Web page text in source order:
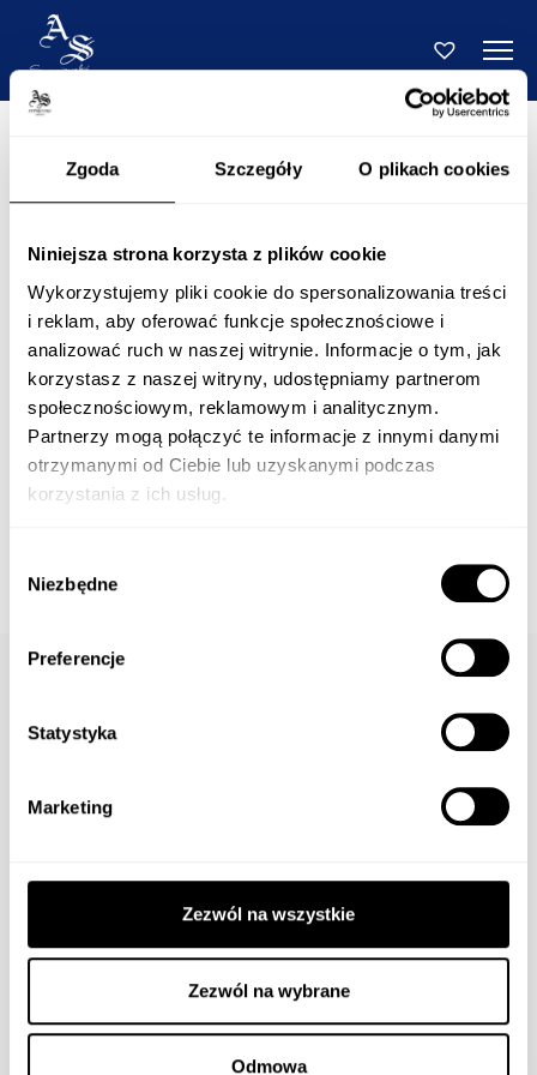
Zgoda Szczegóły O plikach cookies
Niniejsza strona korzysta z plików cookie
Wykorzystujemy pliki cookie do spersonalizowania treści
i reklam, aby oferować funkcje społecznościowe i
analizować ruch w naszej witrynie. Informacje o tym, jak
korzystasz z naszej witryny, udostępniamy partnerom
społecznościowym, reklamowym i analitycznym.
Partnerzy mogą połączyć te informacje z innymi danymi
otrzymanymi od Ciebie lub uzyskanymi podczas
korzystania z ich usług.
zgody
Niezbędne
Preferencje
Statystyka
Marketing
Zezwól na wszystkie
Zezwól na wybrane
Odmowa
Medalik Złoty. Pr.
585
Informacje dodatkowe
1.15g
Wysokość
1.95cm